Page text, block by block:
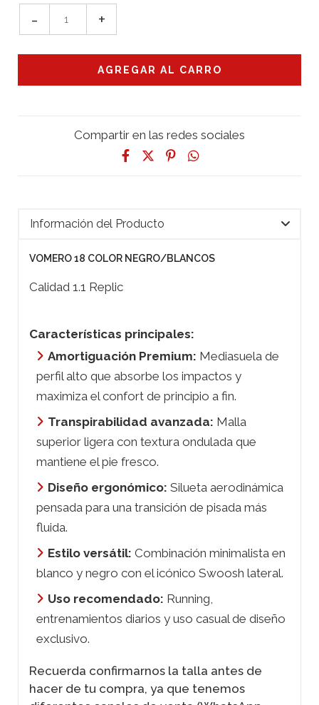
- +
Compartir en las redes sociales
Información del Producto
VOMERO 18 COLOR NEGRO/BLANCOS
Calidad 1.1 Replic
Características principales:
Amortiguación Premium: Mediasuela de
perfil alto que absorbe los impactos y
maximiza el confort de principio a fin.
Transpirabilidad avanzada: Malla
superior ligera con textura ondulada que
mantiene el pie fresco.
Diseño ergonómico: Silueta aerodinámica
pensada para una transición de pisada más
fluida.
Estilo versátil: Combinación minimalista en
blanco y negro con el icónico Swoosh lateral.
Uso recomendado: Running,
entrenamientos diarios y uso casual de diseño
exclusivo.
Recuerda confirmarnos la talla antes de
hacer de tu compra, ya que tenemos